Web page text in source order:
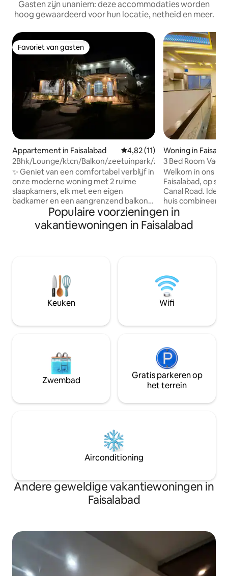
Gasten zijn unaniem: deze accommodaties worden
hoog gewaardeerd voor hun locatie, netheid en meer.
Favoriet van gasten
Favoriet van gasten
Appartement in Faisalabad Gemiddelde beoordeling van
4,82 (11)
2Bhk/Lounge/ktcn/Balkon/zeetuinpark/zeesuites
✨ Geniet van een comfortabel verblijf in
onze moderne woning met 2 ruime
slaapkamers, elk met een eigen
badkamer en een aangrenzend balkon
met een prachtig uitzicht op het park.
Kook met gemak in de uitgeruste
keuken met kookplaat, ontspan in de
genieten van de frisse lucht en
profiteren van veilig parkeren. Perfect
voor gezinnen, koppels of
zakenreizigers die op zoek zijn naar
Woning in
3 Bed Room
Welkom in ons
Faisalabad, op
Canal Road.
huis combineert
stad met de
toevluchtsoord. Drie slaapkamers:Elke
slaapkamer is
Luxe badkamers! Eet- en tekenkamer:
een elegante
bijeenkomsten
keuken: catering
Populaire voorzieningen in
vakantiewoningen in Faisalabad
Keuken Wifi
Zwembad
Gratis parkeren op
het terrein
Airconditioning
Andere geweldige vakantiewoningen in
Faisalabad